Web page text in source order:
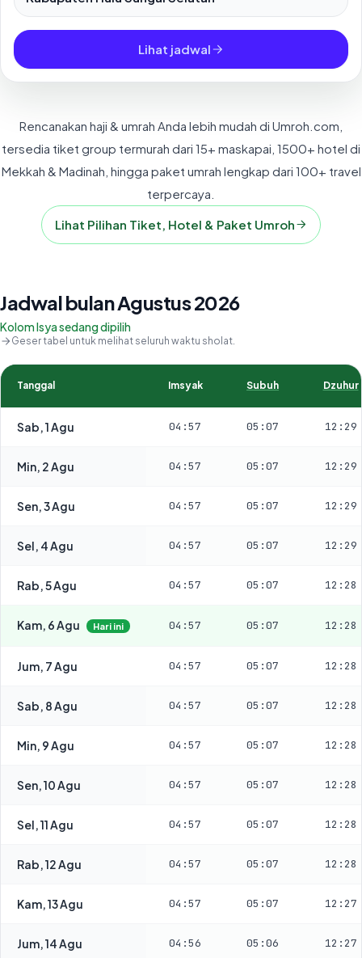
Lihat jadwal
Rencanakan haji & umrah Anda lebih mudah di Umroh.com,
tersedia tiket group termurah dari 15+ maskapai, 1500+ hotel di
Mekkah & Madinah, hingga paket umrah lengkap dari 100+ travel
terpercaya.
Lihat Pilihan Tiket, Hotel & Paket Umroh
Jadwal bulan Agustus 2026
Kolom Isya sedang dipilih
Geser tabel untuk melihat seluruh waktu sholat.
Tanggal Imsyak Subuh Dzuhur
Sab, 1 Agu 04:57 05:07 12:29
Min, 2 Agu 04:57 05:07 12:29
Sen, 3 Agu 04:57 05:07 12:29
Sel, 4 Agu 04:57 05:07 12:29
Rab, 5 Agu 04:57 05:07 12:28
Kam, 6 Agu Hari ini 04:57 05:07 12:28
Jum, 7 Agu 04:57 05:07 12:28
Sab, 8 Agu 04:57 05:07 12:28
Min, 9 Agu 04:57 05:07 12:28
Sen, 10 Agu 04:57 05:07 12:28
Sel, 11 Agu 04:57 05:07 12:28
Rab, 12 Agu 04:57 05:07 12:28
Kam, 13 Agu 04:57 05:07 12:27
Jum, 14 Agu 04:56 05:06 12:27